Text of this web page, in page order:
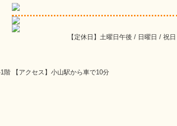
【定休日】土曜日午後 / 日曜日 / 祝日
階 【アクセス】小山駅から車で10分